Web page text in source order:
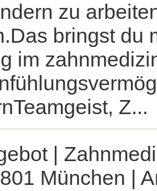
zu
bringst du
im
Z...
|
München |